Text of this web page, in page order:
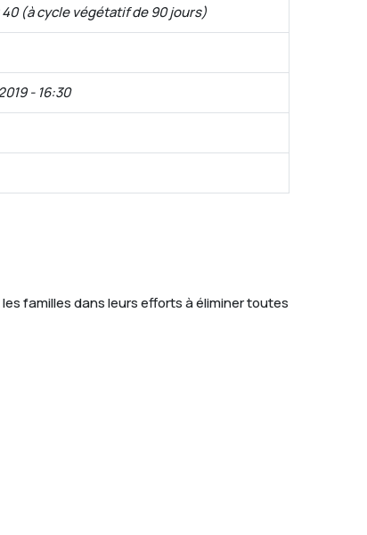
(à cycle végétatif de 90 jours)
- 16:30
familles dans leurs efforts à éliminer toutes